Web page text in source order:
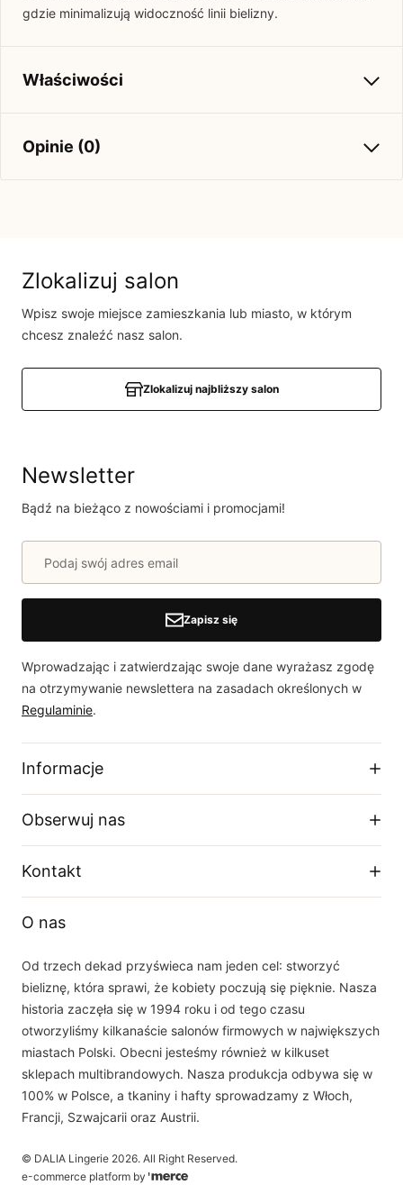
gdzie minimalizują widoczność linii bielizny.
Właściwości
Opinie (0)
Bądź pierwszą osobą, która podzieli się opinią o tym
Powiadomienie
Zlokalizuj salon
Wpisz swoje miejsce zamieszkania lub miasto, w którym
chcesz znaleźć nasz salon.
Zlokalizuj najbliższy salon
Newsletter
Bądź na bieżąco z nowościami i promocjami!
Zapisz się
Wprowadzając i zatwierdzając swoje dane wyrażasz zgodę
na otrzymywanie newslettera na zasadach określonych w
Regulaminie.
Informacje
Regulamin sklepu
Polityka prywatności
O firmie
Tabela rozmiarów
Obserwuj nas
Facebook
Kontakt
Telefon
Email
sklep(at)dalia.pl
Nasz zespół obsługi klienta jest do Państwa dyspozycji w dni robocze w
godzinach 8.00 - 16.00
O nas
Od trzech dekad przyświeca nam jeden cel: stworzyć
bieliznę, która sprawi, że kobiety poczują się pięknie. Nasza
historia zaczęła się w 1994 roku i od tego czasu
otworzyliśmy kilkanaście salonów firmowych w największych
miastach Polski. Obecni jesteśmy również w kilkuset
sklepach multibrandowych. Nasza produkcja odbywa się w
100% w Polsce, a tkaniny i hafty sprowadzamy z Włoch,
Francji, Szwajcarii oraz Austrii.
© DALIA Lingerie 2026. All Right Reserved.
e-commerce platform by